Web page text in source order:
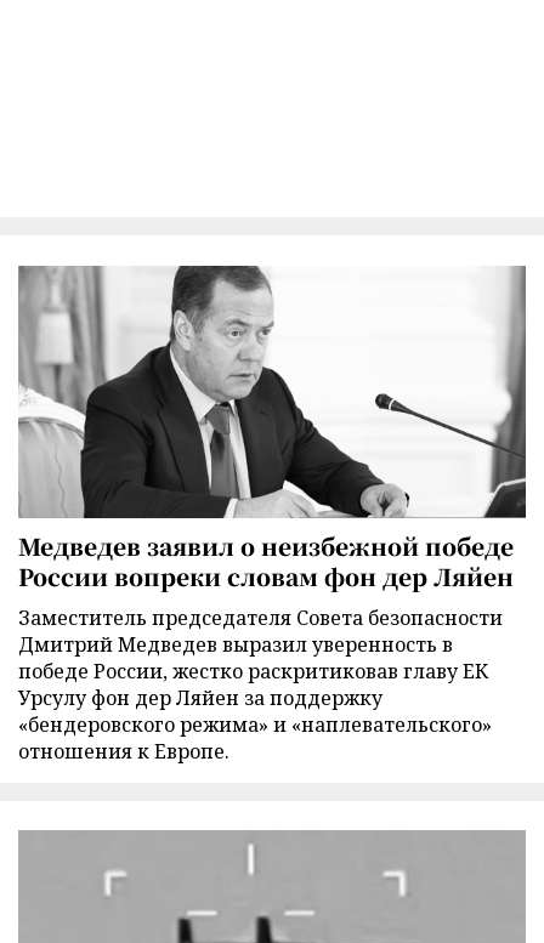
Медведев заявил о неизбежной победе
России вопреки словам фон дер Ляйен
Заместитель председателя Совета безопасности
Дмитрий Медведев выразил уверенность в
победе России, жестко раскритиковав главу ЕК
Урсулу фон дер Ляйен за поддержку
«бендеровского режима» и «наплевательского»
отношения к Европе.